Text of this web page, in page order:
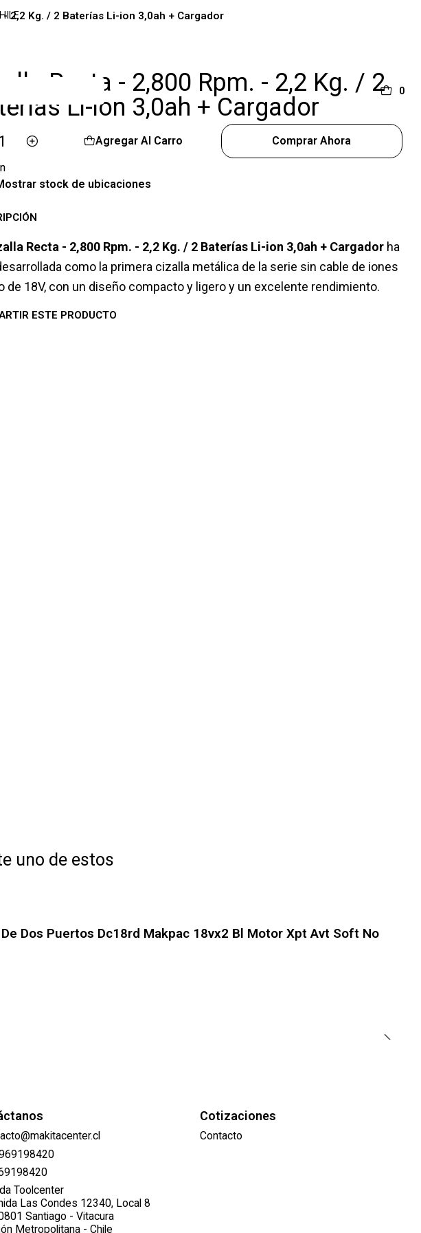
0
2,2 Kg. / 2 Baterías Li-ion 3,0ah + Cargador
Recta - 2,800 Rpm. - 2,2 Kg. / 2
Li-ion 3,0ah + Cargador
Agregar Al Carro Comprar Ahora
stock de ubicaciones
Recta - 2,800 Rpm. - 2,2 Kg. / 2 Baterías Li-ion 3,0ah + Cargadorha
como la primera cizalla metálica de la serie sin cable de iones
de 18V, con un diseño compacto y ligero y un excelente rendimiento.
ESTE PRODUCTO
uno de estos
Dos Puertos Dc18rd Makpac 18vx2 Bl Motor Xpt Avt Soft No
Toolcenter
Las Condes 12340, Local 8
Santiago - Vitacura
Metropolitana - Chile
Cotizaciones
Contacto